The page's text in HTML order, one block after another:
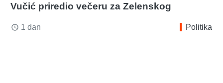
Vučić priredio večeru za Zelenskog
access_time 1 dan Politika